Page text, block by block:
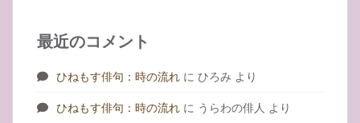
最近のコメント
ひねもす俳句：時の流れ に ひろみ より
ひねもす俳句：時の流れ に うらわの俳人 より